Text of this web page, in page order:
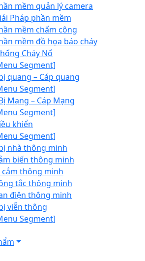
mềm quản lý camera
Pháp phần mềm
mềm chấm công
mềm đồ họa báo cháy
Cháy Nổ
Segment]
quang – Cáp quang
Segment]
Mạng – Cáp Mạng
Segment]
khiển
Segment]
nhà thông minh
biến thông minh
cắm thông minh
tắc thông minh
điện thông minh
viễn thông
Segment]